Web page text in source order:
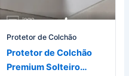
Protetor de Colchão
Protetor de Colchão
Premium Solteiro